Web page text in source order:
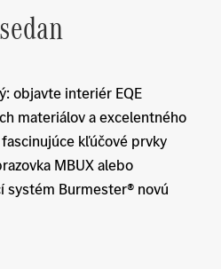
objavte interiér EQE
materiálov a excelentného
kľúčové prvky
MBUX alebo
systém Burmester® novú